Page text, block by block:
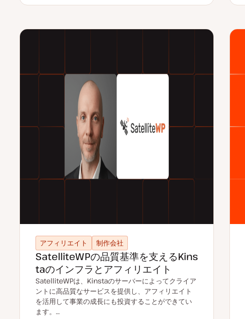
アフィリエイト 制作会社
SatelliteWPの品質基準を支えるKins
taのインフラとアフィリエイト
SatelliteWPは、Kinstaのサーバーによってクライア
ントに高品質なサービスを提供し、アフィリエイト
を活用して事業の成長にも投資することができてい
ます。…